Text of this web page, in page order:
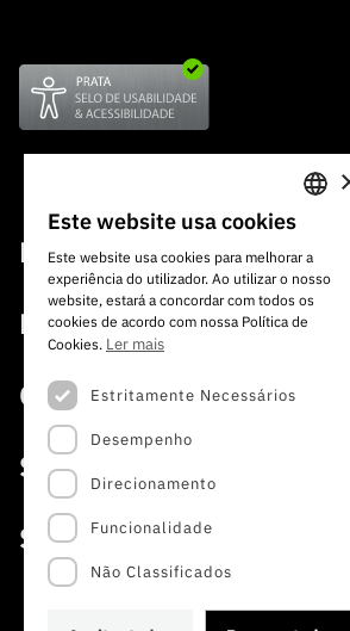
Financiamento
Programas de Financiamento
Internacional
Prémios
Media
Notas de Imprensa
Subscrever Newsletter
Subscrever Direct Mail de Concursos
Agenda
Publicações
Concursos
Concursos Abertos
Concursos Previstos
Concursos Fechados
Calendarização FCT 2026
Serviços
Serviços digitais: Tecnologia para o
Arquivo, Documentação e Informação
Acesso a dados estatísticos para fins
Sobre
A FCT
Estudos e Planeamento Estratégico
ENGLISH
Este website usa cookies
Este website usa cookies para melhorar a
experiência do utilizador. Ao utilizar o nosso
website, estará a concordar com todos os
cookies de acordo com nossa Política de
Cookies. Ler mais
Estritamente Necessários
Desempenho
Direcionamento
Funcionalidade
Não Classificados